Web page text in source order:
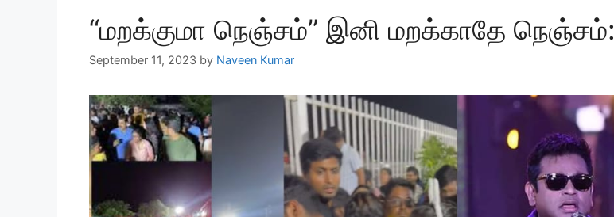
“மறக்குமா நெஞ்சம்” இனி மறக்காதே நெஞ்சம்:
September 11, 2023 by Naveen Kumar